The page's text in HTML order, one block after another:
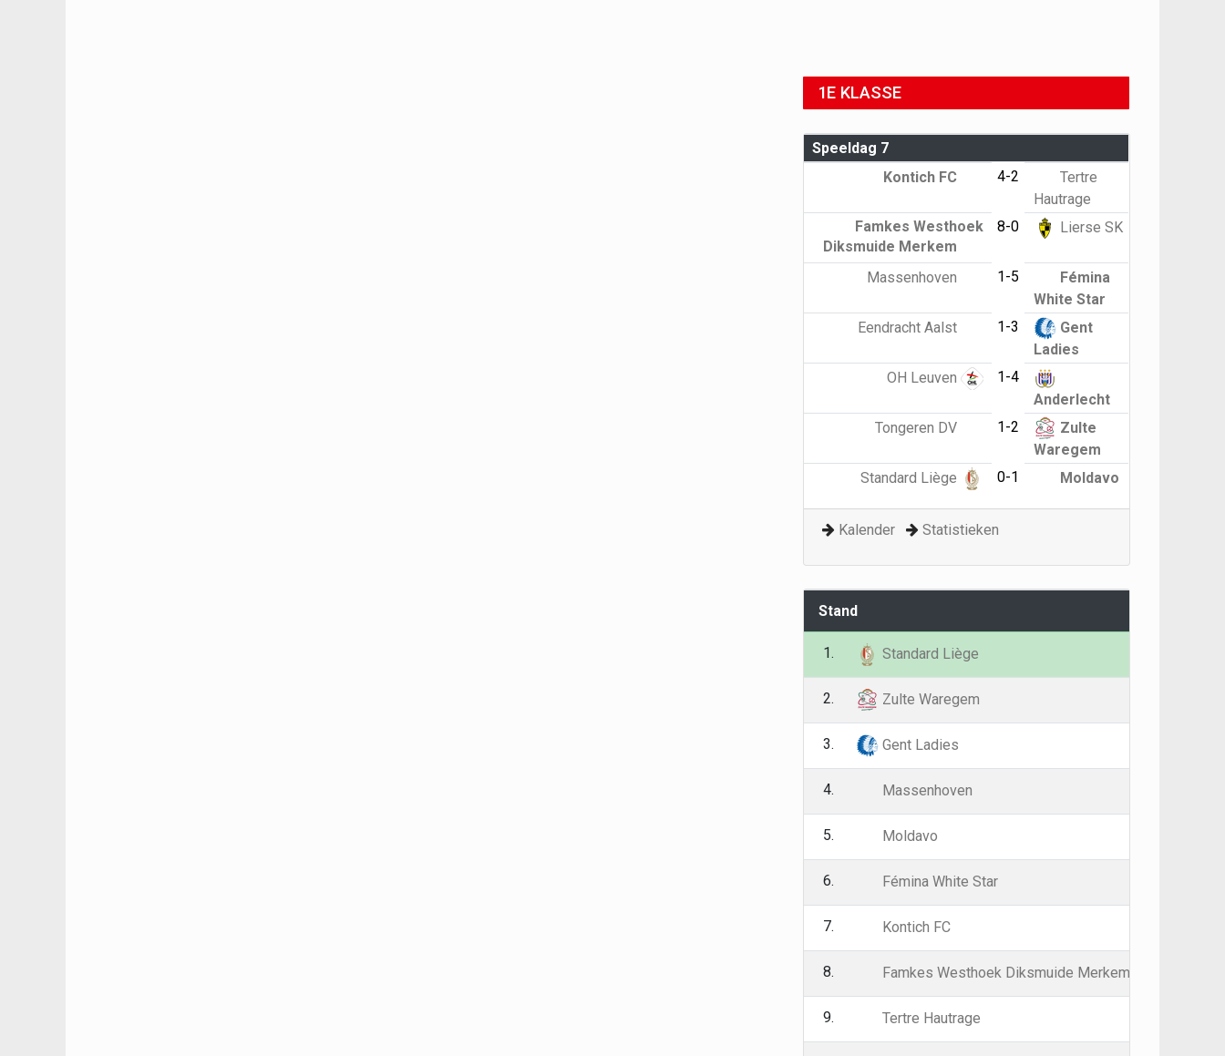
1E KLASSE
Speeldag 7
Kontich FC
4-2
Tertre
Hautrage
Famkes Westhoek
Diksmuide Merkem
8-0 Lierse SK
Massenhoven 1-5
Fémina
White Star
Eendracht Aalst
1-3
Gent
Ladies
OH Leuven
1-4
Anderlecht
Tongeren DV
1-2
Zulte
Waregem
Standard Liège
0-1 Moldavo
Kalender Statistieken
Stand
1. Standard Liège
2. Zulte Waregem
3. Gent Ladies
4. Massenhoven
5. Moldavo
6. Fémina White Star
7. Kontich FC
8. Famkes Westhoek Diksmuide Merkem
9. Tertre Hautrage